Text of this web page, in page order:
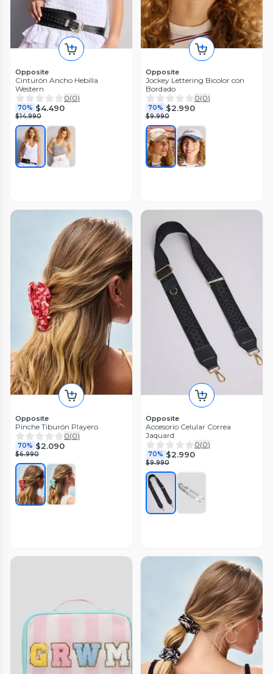
Opposite
Cinturón Ancho Hebilla
Western
0(0)
70% $4.490
$14.990
Opposite
Jockey Lettering Bicolor con
Bordado
0(0)
70% $2.990
$9.990
Opposite
Pinche Tiburón Playero
0(0)
70% $2.090
$6.990
Opposite
Accesorio Celular Correa
Jaquard
0(0)
70% $2.990
$9.990